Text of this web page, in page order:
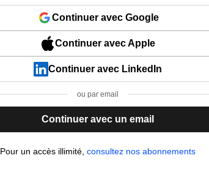
Continuer avec Google
Continuer avec Apple
Continuer avec LinkedIn
ou par email
Continuer avec un email
Pour un accès illimité,consultez nos abonnements